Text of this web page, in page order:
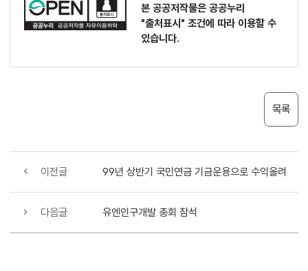
본 공공저작물은 공공누리
"출처표시" 조건에 따라 이용할 수
있습니다.
목록
이전글 99년 상반기 국민연금 기금운용으로 수익올려
다음글 유엔인구개발 총회 참석